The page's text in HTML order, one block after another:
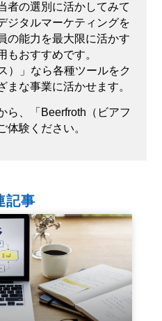
者の選別に活かしてみて
ジタルマーケティングを
の能力を最大限に活かす
もおすすめです。
）」なら各種ツールをク
まな事業に活かせます。
ら、「Beerfroth（ビアフ
体験ください。
記事